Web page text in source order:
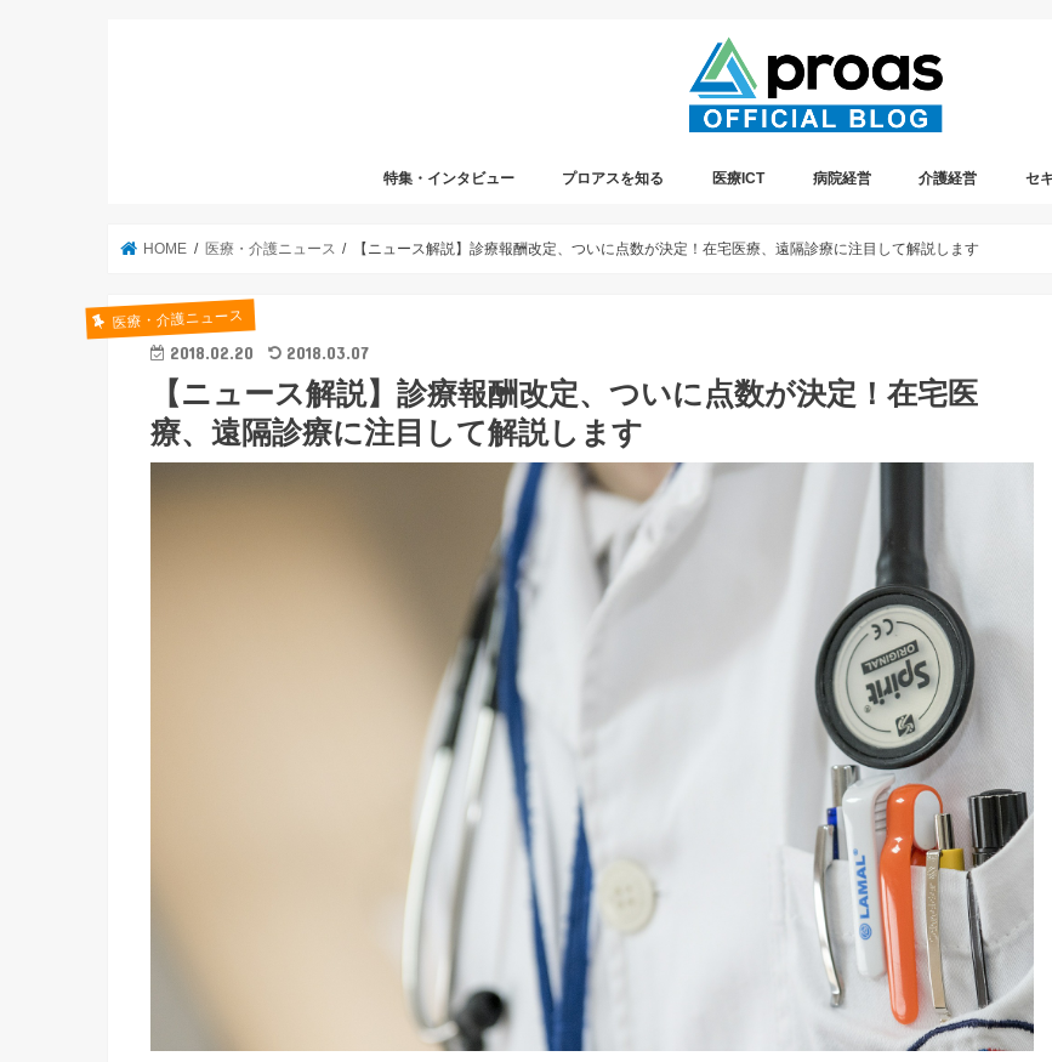
特集・インタビュー プロアスを知る 医療ICT 病院経営 介護経営 セ
HOME 医療・介護ニュース 【ニュース解説】診療報酬改定、ついに点数が決定！在宅医療、遠隔診療に注目して解説します
医療・介護ニュース
2018.02.20 2018.03.07
【ニュース解説】診療報酬改定、ついに点数が決定！在宅医
療、遠隔診療に注目して解説します